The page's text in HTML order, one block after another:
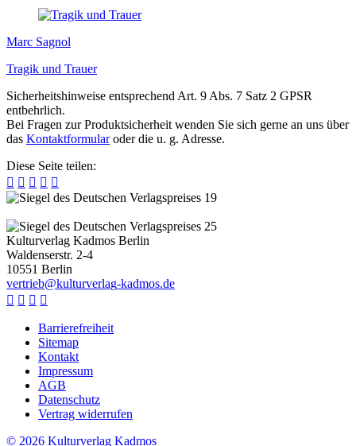
Marc Sagnol
Tragik und Trauer
Sicherheitshinweise entsprechend Art. 9 Abs. 7 Satz 2 GPSR
entbehrlich.
Bei Fragen zur Produktsicherheit wenden Sie sich gerne an uns über
das Kontaktformularoder die u. g. Adresse.
Diese Seite teilen:
    
Kulturverlag Kadmos Berlin
Waldenserstr. 2-4
10551 Berlin
vertrieb@kulturverlag-kadmos.de
   
Barrierefreiheit
Sitemap
Kontakt
Impressum
AGB
Datenschutz
Vertrag widerrufen
© 2026 Kulturverlag Kadmos